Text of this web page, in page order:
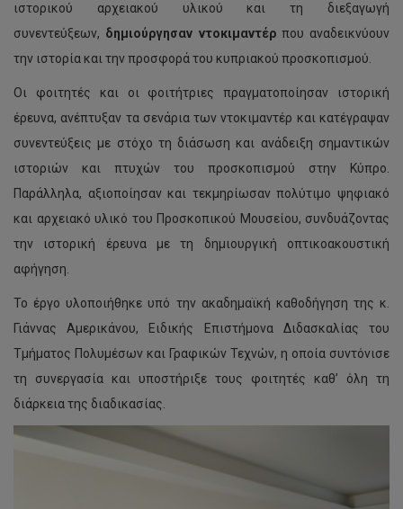
ιστορικού αρχειακού υλικού και τη διεξαγωγή
συνεντεύξεων, δημιούργησαν ντοκιμαντέρπου αναδεικνύουν
την ιστορία και την προσφορά του κυπριακού προσκοπισμού.
Οι φοιτητές και οι φοιτήτριες πραγματοποίησαν ιστορική
έρευνα, ανέπτυξαν τα σενάρια των ντοκιμαντέρ και κατέγραψαν
συνεντεύξεις με στόχο τη διάσωση και ανάδειξη σημαντικών
ιστοριών και πτυχών του προσκοπισμού στην Κύπρο.
Παράλληλα, αξιοποίησαν και τεκμηρίωσαν πολύτιμο ψηφιακό
και αρχειακό υλικό του Προσκοπικού Μουσείου, συνδυάζοντας
την ιστορική έρευνα με τη δημιουργική οπτικοακουστική
αφήγηση.
Το έργο υλοποιήθηκε υπό την ακαδημαϊκή καθοδήγηση της κ.
Γιάννας Αμερικάνου, Ειδικής Επιστήμονα Διδασκαλίας του
Τμήματος Πολυμέσων και Γραφικών Τεχνών, η οποία συντόνισε
τη συνεργασία και υποστήριξε τους φοιτητές καθ’ όλη τη
διάρκεια της διαδικασίας.